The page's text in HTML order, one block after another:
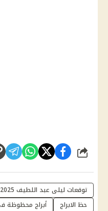
شارك
توقعات ليلى عبد اللطيف 2025
حظ الابراج
أبراج محظوظة